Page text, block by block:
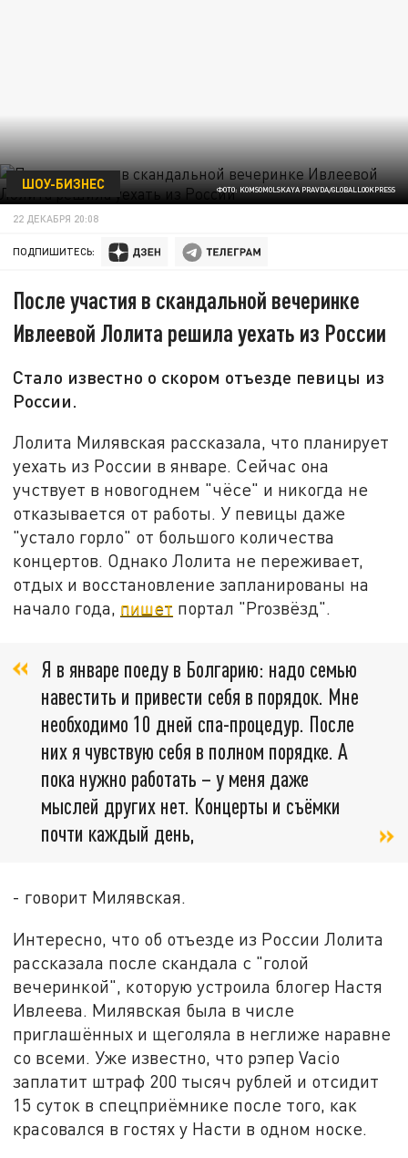
ФОТО: KOMSOMOLSKAYA PRAVDA/GLOBALLOOKPRESS
ШОУ-БИЗНЕС
22 ДЕКАБРЯ 20:08
ПОДПИШИТЕСЬ:
После участия в скандальной вечеринке
Ивлеевой Лолита решила уехать из России
Стало известно о скором отъезде певицы из
России.
Лолита Милявская рассказала, что планирует
уехать из России в январе. Сейчас она
учствует в новогоднем "чёсе" и никогда не
отказывается от работы. У певицы даже
"устало горло" от большого количества
концертов. Однако Лолита не переживает,
отдых и восстановление запланированы на
начало года, пишет портал "Proзвёзд".
Я в январе поеду в Болгарию: надо семью
навестить и привести себя в порядок. Мне
необходимо 10 дней спа-процедур. После
них я чувствую себя в полном порядке. А
пока нужно работать – у меня даже
мыслей других нет. Концерты и съёмки
почти каждый день,
- говорит Милявская.
Интересно, что об отъезде из России Лолита
рассказала после скандала с "голой
вечеринкой", которую устроила блогер Настя
Ивлеева. Милявская была в числе
приглашённых и щеголяла в неглиже наравне
со всеми. Уже известно, что рэпер Vacio
заплатит штраф 200 тысяч рублей и отсидит
15 суток в спецприёмнике после того, как
красовался в гостях у Насти в одном носке.